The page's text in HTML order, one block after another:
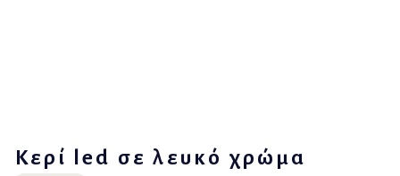
Κερί led σε λευκό χρώμα